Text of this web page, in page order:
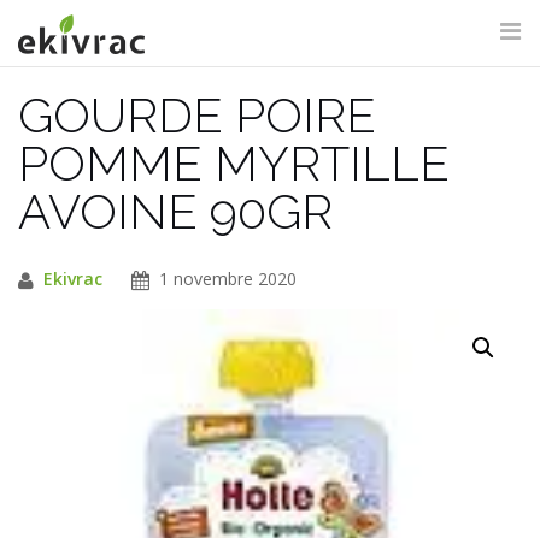
au
contenu
RECHERCHE DU SITE
GOURDE POIRE
POMME MYRTILLE
AVOINE 90GR
Ekivrac 1 novembre 2020